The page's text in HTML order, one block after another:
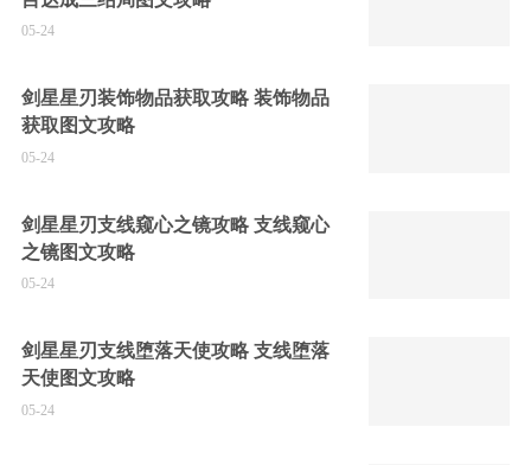
05-24
剑星星刃装饰物品获取攻略 装饰物品
获取图文攻略
05-24
剑星星刃支线窥心之镜攻略 支线窥心
之镜图文攻略
05-24
剑星星刃支线堕落天使攻略 支线堕落
天使图文攻略
05-24